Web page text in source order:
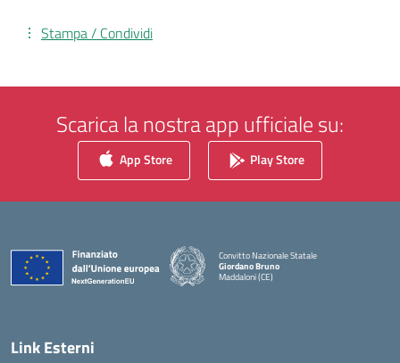
Stampa / Condividi
Scarica la nostra app ufficiale su:
App Store Play Store
Convitto Nazionale Statale
Giordano Bruno
Maddaloni (CE)
Link Esterni